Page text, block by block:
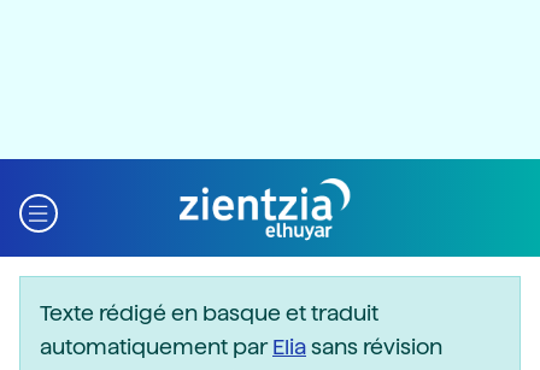
Texte rédigé en basque et traduit
automatiquement parEliasans révision